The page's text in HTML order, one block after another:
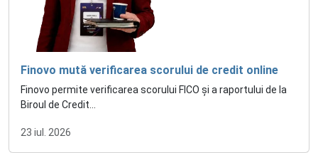
Finovo mută verificarea scorului de credit online
Finovo permite verificarea scorului FICO și a raportului de la
Biroul de Credit...
23 iul. 2026